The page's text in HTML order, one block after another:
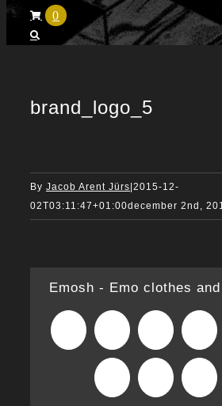
0
brand_logo_5
By Jacob Arent Jürs 2015-12-
02T03:11:47+01:00december 2nd,
Emosh - Emo clothes
Facebook Reddit
Pinterest